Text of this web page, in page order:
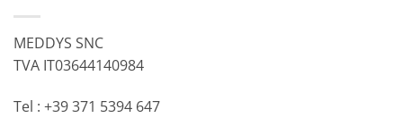
MEDDYS SNC
TVA IT03644140984
Tel : +39 371 5394 647